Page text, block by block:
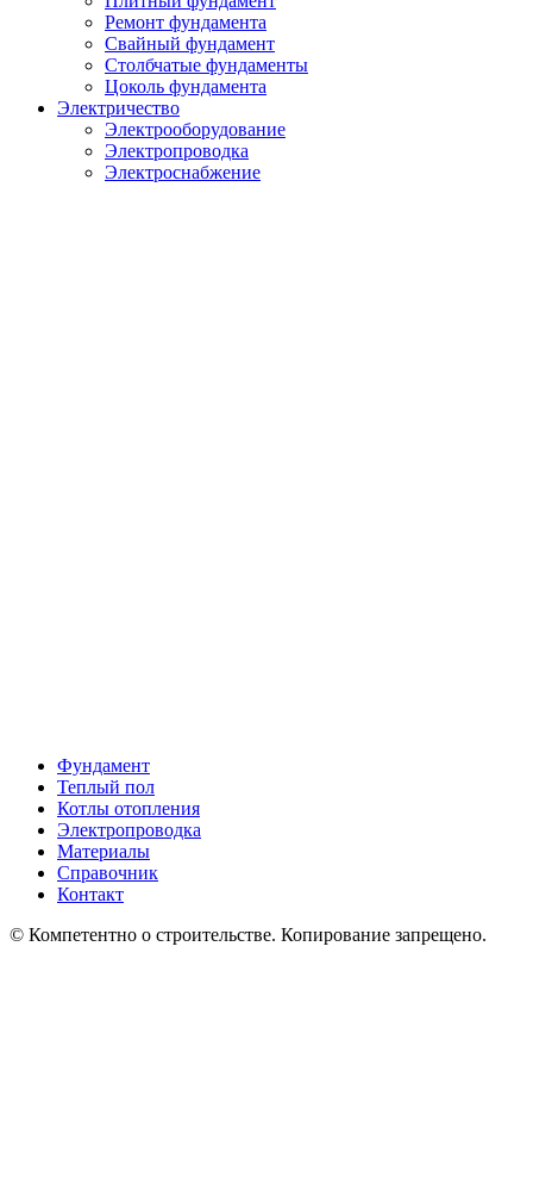
Ремонт фундамента
Свайный фундамент
Столбчатые фундаменты
Цоколь фундамента
Электричество
Электрооборудование
Электропроводка
Электроснабжение
Фундамент
Теплый пол
Котлы отопления
Электропроводка
Материалы
Справочник
Контакт
© Компетентно о строительстве. Копирование запрещено.